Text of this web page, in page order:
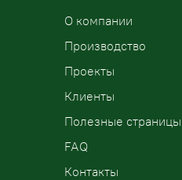
О компании
Производство
Проекты
Клиенты
Полезные страницы
FAQ
Контакты